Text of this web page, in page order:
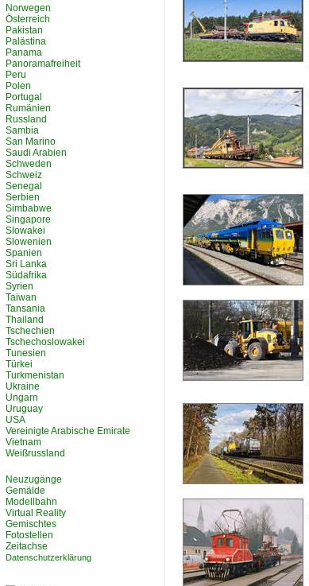
Norwegen
Österreich
Pakistan
Palästina
Panama
Panoramafreiheit
Peru
Polen
Portugal
Rumänien
Russland
Sambia
San Marino
Saudi Arabien
Schweden
Schweiz
Senegal
Serbien
Simbabwe
Singapore
Slowakei
Slowenien
Spanien
Sri Lanka
Südafrika
Syrien
Taiwan
Tansania
Thailand
Tschechien
Tschechoslowakei
Tunesien
Türkei
Turkmenistan
Ukraine
Ungarn
Uruguay
USA
Vereinigte Arabische Emirate
Vietnam
Weißrussland
Neuzugänge
Gemälde
Modellbahn
Virtual Reality
Gemischtes
Fotostellen
Zeitachse
Datenschutzerklärung